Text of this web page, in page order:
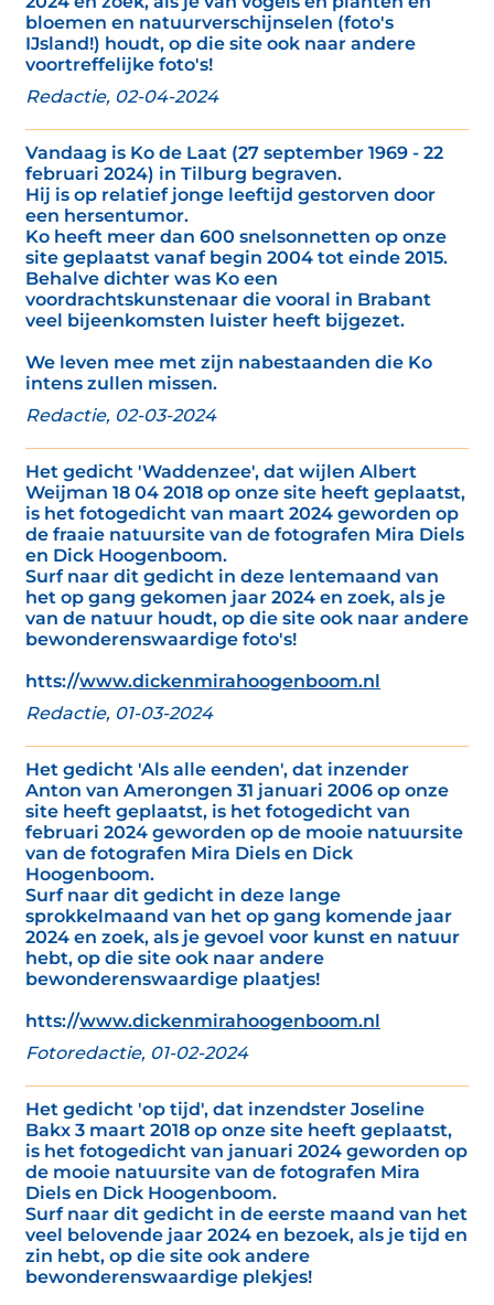
bloemen en natuurverschijnselen (foto's
IJsland!) houdt, op die site ook naar andere
voortreffelijke foto's!
Redactie, 02-04-2024
Vandaag is Ko de Laat (27 september 1969 - 22
februari 2024) in Tilburg begraven.
Hij is op relatief jonge leeftijd gestorven door
een hersentumor.
Ko heeft meer dan 600 snelsonnetten op onze
site geplaatst vanaf begin 2004 tot einde 2015.
Behalve dichter was Ko een
voordrachtskunstenaar die vooral in Brabant
veel bijeenkomsten luister heeft bijgezet.
We leven mee met zijn nabestaanden die Ko
intens zullen missen.
Redactie, 02-03-2024
Het gedicht 'Waddenzee', dat wijlen Albert
Weijman 18 04 2018 op onze site heeft geplaatst,
is het fotogedicht van maart 2024 geworden op
de fraaie natuursite van de fotografen Mira Diels
en Dick Hoogenboom.
Surf naar dit gedicht in deze lentemaand van
het op gang gekomen jaar 2024 en zoek, als je
van de natuur houdt, op die site ook naar andere
bewonderenswaardige foto's!
htts://www.dickenmirahoogenboom.nl
Redactie, 01-03-2024
Het gedicht 'Als alle eenden', dat inzender
Anton van Amerongen 31 januari 2006 op onze
site heeft geplaatst, is het fotogedicht van
februari 2024 geworden op de mooie natuursite
van de fotografen Mira Diels en Dick
Hoogenboom.
Surf naar dit gedicht in deze lange
sprokkelmaand van het op gang komende jaar
2024 en zoek, als je gevoel voor kunst en natuur
hebt, op die site ook naar andere
bewonderenswaardige plaatjes!
htts://www.dickenmirahoogenboom.nl
Fotoredactie, 01-02-2024
Het gedicht 'op tijd', dat inzendster Joseline
Bakx 3 maart 2018 op onze site heeft geplaatst,
is het fotogedicht van januari 2024 geworden op
de mooie natuursite van de fotografen Mira
Diels en Dick Hoogenboom.
Surf naar dit gedicht in de eerste maand van het
veel belovende jaar 2024 en bezoek, als je tijd en
zin hebt, op die site ook andere
bewonderenswaardige plekjes!